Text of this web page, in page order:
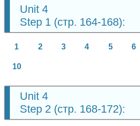
Unit 4
Step 1 (стр. 164-168):
1 2 3 4 5 6
10
Unit 4
Step 2 (стр. 168-172):